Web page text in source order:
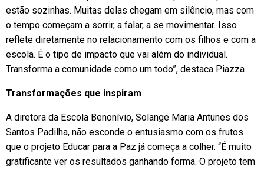
estão sozinhas. Muitas delas chegam em silêncio, mas com
o tempo começam a sorrir, a falar, a se movimentar. Isso
reflete diretamente no relacionamento com os filhos e com a
escola. É o tipo de impacto que vai além do individual.
Transforma a comunidade como um todo”, destaca Piazza
Transformações que inspiram
A diretora da Escola Benonívio, Solange Maria Antunes dos
Santos Padilha, não esconde o entusiasmo com os frutos
que o projeto Educar para a Paz já começa a colher. “É muito
gratificante ver os resultados ganhando forma. O projeto tem